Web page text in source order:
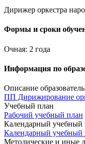
Дирижер оркестра
Формы и сроки
Очная: 2 года
Информация по
Описание
ПП Дирижирование
Учебный план
Рабочий учебный план
Календарный учебный
Календарный учебный
Методические и иные